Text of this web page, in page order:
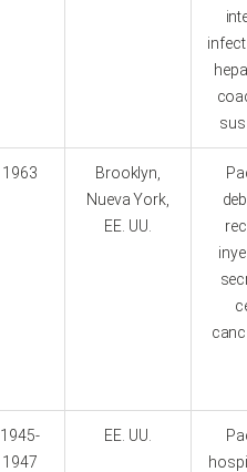
1963
Brooklyn,
Nueva York,
EE. UU.
1945-
1947
EE. UU.